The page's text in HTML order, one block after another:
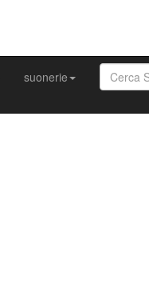
suonerie